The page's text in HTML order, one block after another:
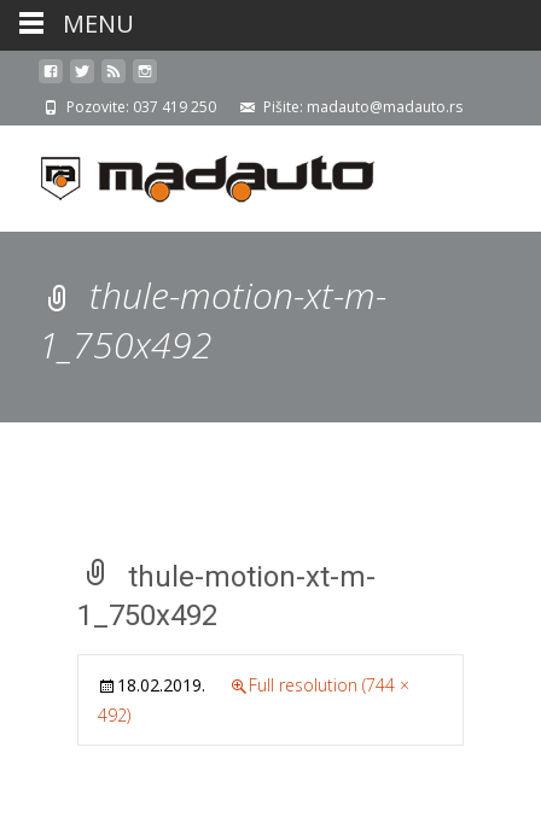
Pozovite: 037 419 250 Pišite: madauto@madauto.rs
thule-motion-xt-m-
1_750x492
thule-motion-xt-m-
1_750x492
18.02.2019.
Full resolution (744 ×
492)
MENU